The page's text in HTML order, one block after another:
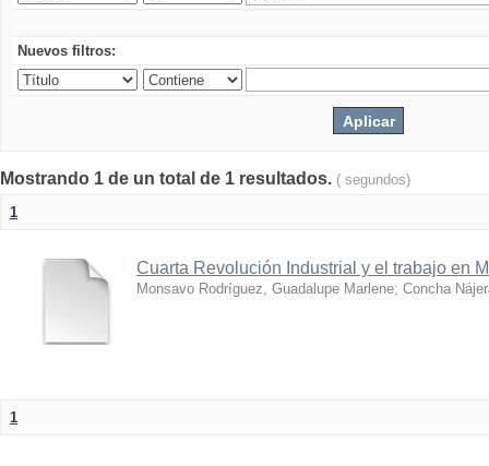
Nuevos filtros:
Mostrando 1 de un total de 1 resultados. ( segundos)
1
Cuarta Revolución Industrial y el trabajo en
Monsavo Rodríguez, Guadalupe Marlene; Concha
1